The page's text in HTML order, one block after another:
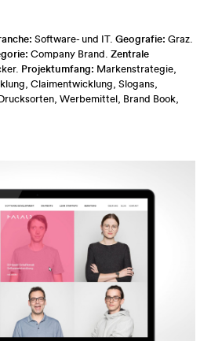
Software- und IT. Geografie: Graz.
Company Brand. Zentrale
Projektumfang: Markenstrategie,
Claimentwicklung, Slogans,
Werbemittel, Brand Book,